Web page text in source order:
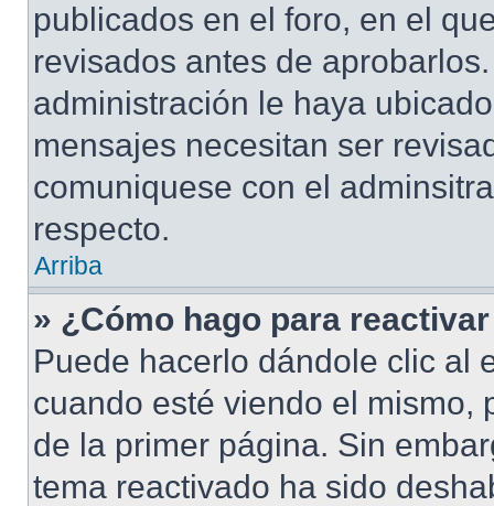
publicados en el foro, en el
revisados antes de
administración le haya
mensajes necesitan ser
comuniquese con el
respecto.
Arriba
» ¿Cómo hago para
Puede hacerlo dándole clic al
cuando esté viendo el mismo,
de la primer página. Sin
tema reactivado ha sido